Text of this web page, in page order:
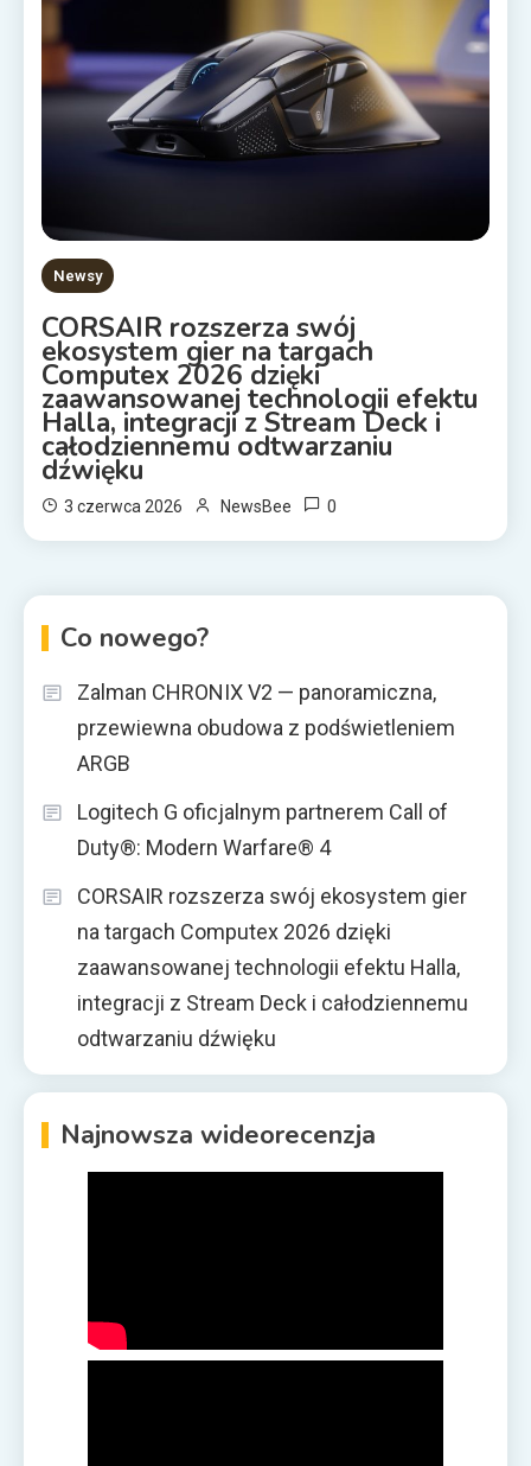
Newsy
CORSAIR rozszerza swój
ekosystem gier na targach
Computex 2026 dzięki
zaawansowanej technologii efektu
Halla, integracji z Stream Deck i
całodziennemu odtwarzaniu
dźwięku
3 czerwca 2026 NewsBee 0
Co nowego?
Zalman CHRONIX V2 — panoramiczna,
przewiewna obudowa z podświetleniem
ARGB
Logitech G oficjalnym partnerem Call of
Duty®: Modern Warfare® 4
CORSAIR rozszerza swój ekosystem gier
na targach Computex 2026 dzięki
zaawansowanej technologii efektu Halla,
integracji z Stream Deck i całodziennemu
odtwarzaniu dźwięku
Najnowsza wideorecenzja